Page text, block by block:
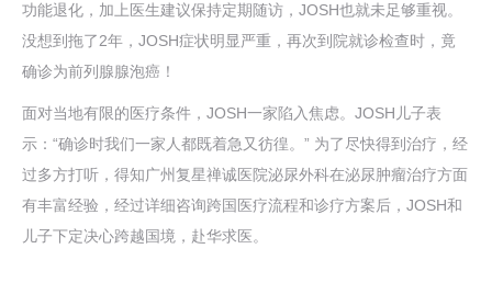
功能退化，加上医生建议保持定期随访，JOSH也就未足够重视。
没想到拖了2年，JOSH症状明显严重，再次到院就诊检查时，竟
确诊为前列腺腺泡癌！
面对当地有限的医疗条件，JOSH一家陷入焦虑。JOSH儿子表
示：“确诊时我们一家人都既着急又彷徨。” 为了尽快得到治疗，经
过多方打听，得知广州复星禅诚医院泌尿外科在泌尿肿瘤治疗方面
有丰富经验，经过详细咨询跨国医疗流程和诊疗方案后，JOSH和
儿子下定决心跨越国境，赴华求医。